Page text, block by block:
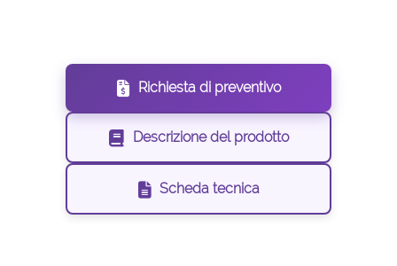
Richiesta di preventivo
Descrizione del prodotto
Scheda tecnica